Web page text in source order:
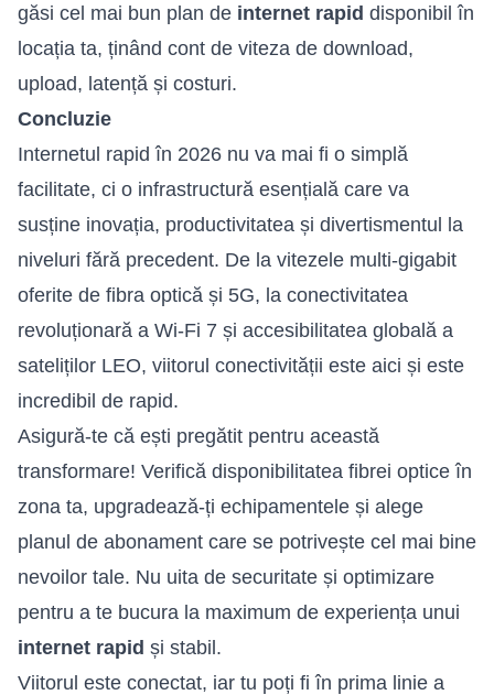
găsi cel mai bun plan de internet rapid disponibil în
locația ta, ținând cont de viteza de download,
upload, latență și costuri.
Concluzie
Internetul rapid în 2026 nu va mai fi o simplă
facilitate, ci o infrastructură esențială care va
susține inovația, productivitatea și divertismentul la
niveluri fără precedent. De la vitezele multi-gigabit
oferite de fibra optică și 5G, la conectivitatea
revoluționară a Wi-Fi 7 și accesibilitatea globală a
sateliților LEO, viitorul conectivității este aici și este
incredibil de rapid.
Asigură-te că ești pregătit pentru această
transformare! Verifică disponibilitatea fibrei optice în
zona ta, upgradează-ți echipamentele și alege
planul de abonament care se potrivește cel mai bine
nevoilor tale. Nu uita de securitate și optimizare
pentru a te bucura la maximum de experiența unui
internet rapid și stabil.
Viitorul este conectat, iar tu poți fi în prima linie a